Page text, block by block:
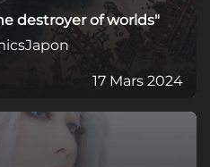
destroyer of worlds"
Japon
17 Mars 2024